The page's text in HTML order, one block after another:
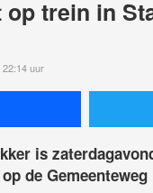
trein in
uur
is
de